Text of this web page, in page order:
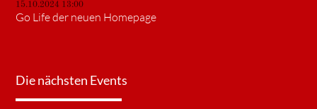
15.10.2024 13:00
Go Life der neuen Homepage
Die nächsten Events